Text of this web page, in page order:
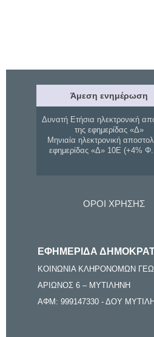
Άμεση ενημέρωση
Δυνατή Ετήσια ηλεκτρονική
της εφημερίδας «Δ»
Μηνιαία ηλεκτρονική
εφημερίδας «Δ» 10Ε (+4%
ΟΡΟΙ ΧΡΗΣΗΣ
ΕΦΗΜΕΡΙΔΑ
ΚΟΙΝΩΝΙΑ ΚΛΗΡΟΝΟΜΩΝ
ΑΡΙΩΝΟΣ 6 – ΜΥΤΙΛΗΝΗ
ΑΦΜ: 999147330 - ΔΟΥ